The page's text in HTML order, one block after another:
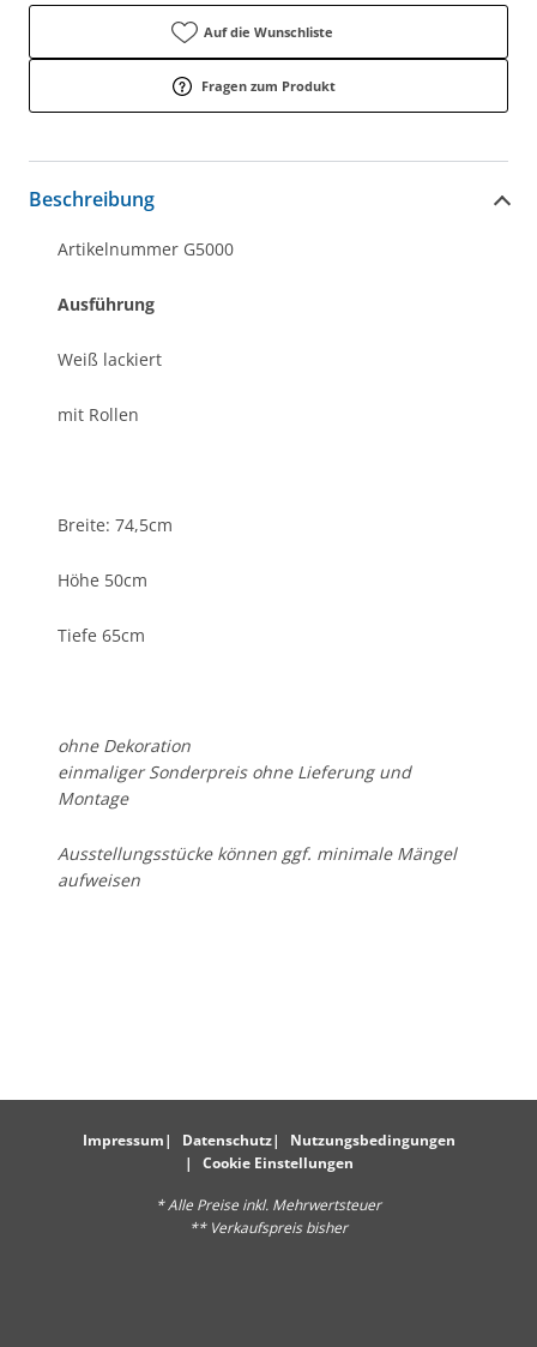
Auf die Wunschliste
Fragen zum Produkt
Beschreibung
Artikelnummer G5000
Ausführung
Weiß lackiert
mit Rollen
Breite: 74,5cm
Höhe 50cm
Tiefe 65cm
ohne Dekoration
einmaliger Sonderpreis ohne Lieferung und
Montage
Ausstellungsstücke können ggf. minimale Mängel
aufweisen
Impressum Datenschutz
Nutzungsbedingungen
Cookie Einstellungen
* Alle Preise inkl. Mehrwertsteuer
** Verkaufspreis bisher